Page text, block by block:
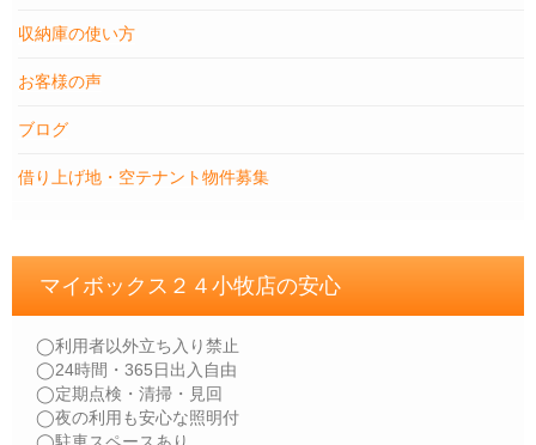
収納庫の使い方
お客様の声
ブログ
借り上げ地・空テナント物件募集
マイボックス２４小牧店の安心
◯利用者以外立ち入り禁止
◯24時間・365日出入自由
◯定期点検・清掃・見回
◯夜の利用も安心な照明付